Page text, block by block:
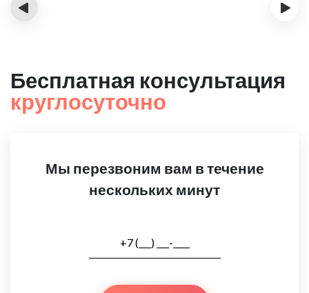
‹ ›
Бесплатная консультация
круглосуточно
Мы перезвоним вам в течение
нескольких минут